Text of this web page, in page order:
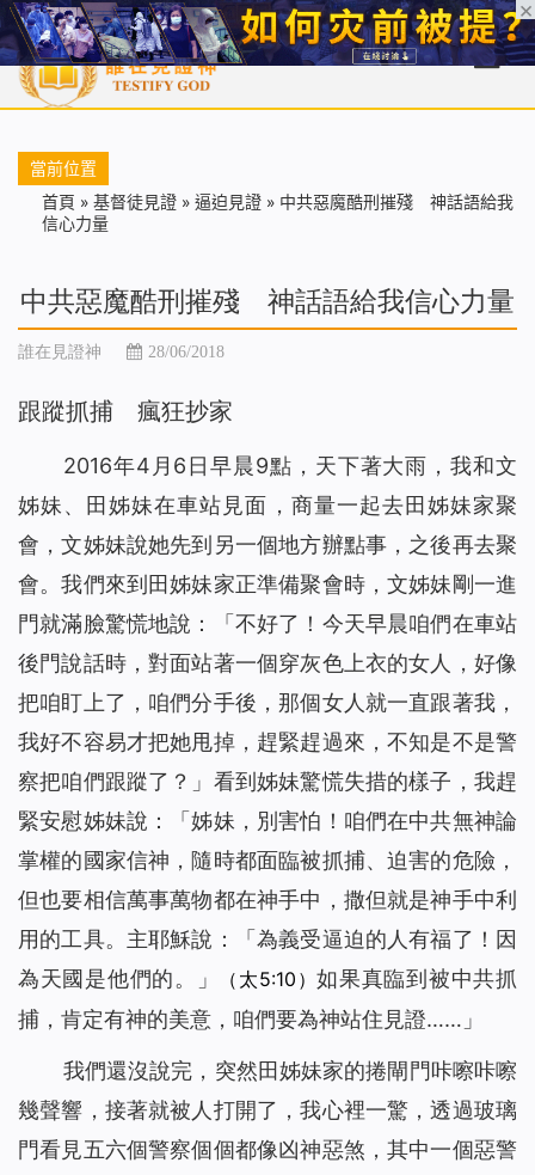
首頁 每日靈糧 天國福音 基督徒見證 信仰解答 聖經
當前位置
首頁 » 基督徒見證 » 逼迫見證 » 中共惡魔酷刑摧殘 神話語給我
信心力量
中共惡魔酷刑摧殘 神話語給我信心力量
誰在見證神 28/06/2018
跟蹤抓捕 瘋狂抄家
2016年4月6日早晨9點，天下著大雨，我和文
姊妹、田姊妹在車站見面，商量一起去田姊妹家聚
會，文姊妹說她先到另一個地方辦點事，之後再去聚
會。我們來到田姊妹家正準備聚會時，文姊妹剛一進
門就滿臉驚慌地說：「不好了！今天早晨咱們在車站
後門說話時，對面站著一個穿灰色上衣的女人，好像
把咱盯上了，咱們分手後，那個女人就一直跟著我，
我好不容易才把她甩掉，趕緊趕過來，不知是不是警
察把咱們跟蹤了？」看到姊妹驚慌失措的樣子，我趕
緊安慰姊妹說：「姊妹，別害怕！咱們在中共無神論
掌權的國家信神，隨時都面臨被抓捕、迫害的危險，
但也要相信萬事萬物都在神手中，撒但就是神手中利
用的工具。主耶穌說：「 為義受逼迫的人有福了！因
為天國是他們的。
」 （太5:10）如果真臨到被中共抓
捕，肯定有神的美意，咱們要為神站住見證……」
我們還沒說完，突然田姊妹家的捲閘門咔嚓咔嚓
幾聲響，接著就被人打開了，我心裡一驚，透過玻璃
門看見五六個警察個個都像凶神惡煞，其中一個惡警